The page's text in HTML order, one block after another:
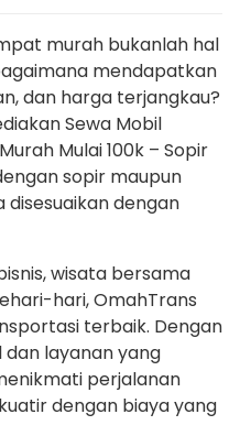
murah bukanlah hal
mendapatkan
dan harga terjangkau?
Sewa Mobil
Mulai 100k – Sopir
sopir maupun
disesuaikan dengan
wisata bersama
hari, OmahTrans
terbaik. Dengan
layanan yang
perjalanan
dengan biaya yang